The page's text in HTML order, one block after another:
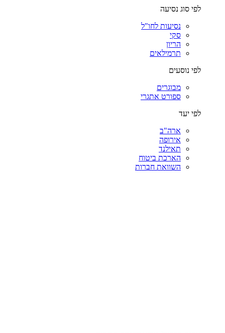
לפי סוג נסיעה
נסיעות לחו"ל
סקי
הריון
תרמילאים
לפי נוסעים
מבוגרים
ספורט אתגרי
לפי יעד
ארה"ב
אירופה
תאילנד
הארכת ביטוח
השוואת חברות